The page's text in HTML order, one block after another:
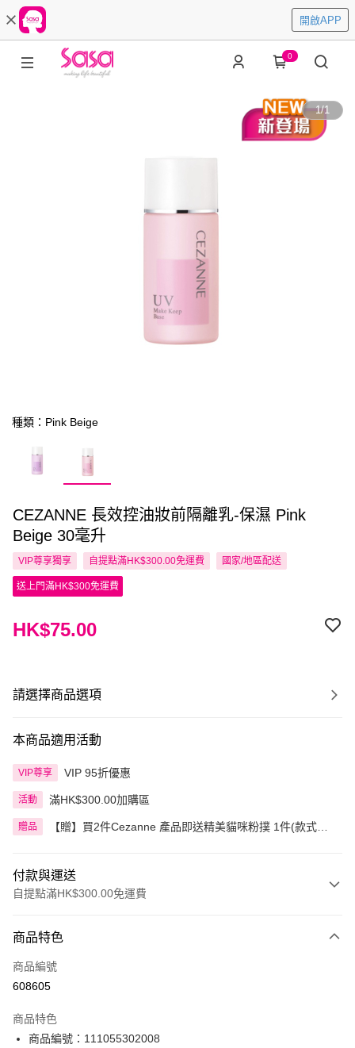
開啟APP
0
1/1
種類：Pink Beige
CEZANNE 長效控油妝前隔離乳-保濕 Pink
Beige 30毫升
VIP尊享獨享 自提點滿HK$300.00免運費 國家/地區配送
送上門滿HK$300免運費
HK$75.00
請選擇商品選項
本商品適用活動
VIP尊享 VIP 95折優惠
活動 滿HK$300.00加購區
贈品
【贈】買2件Cezanne 產品即送精美貓咪粉撲 1件(款式隨
付款與運送
自提點滿HK$300.00免運費
信用卡
Apple Pay
PayMe
商品特色
商品編號
608605
商品特色
商品編號：111055302008